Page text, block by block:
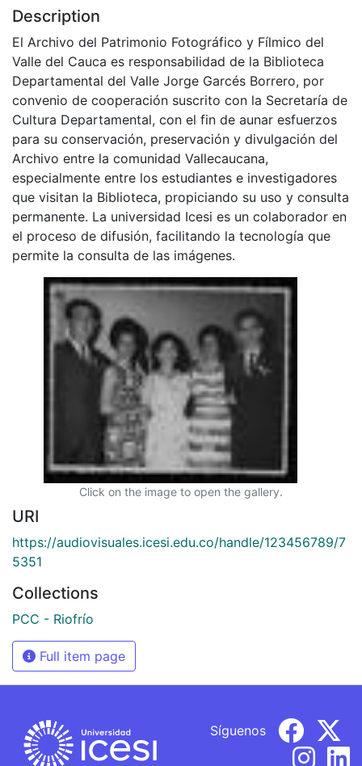
Description
El Archivo del Patrimonio Fotográfico y Fílmico del
Valle del Cauca es responsabilidad de la Biblioteca
Departamental del Valle Jorge Garcés Borrero, por
convenio de cooperación suscrito con la Secretaría de
Cultura Departamental, con el fin de aunar esfuerzos
para su conservación, preservación y divulgación del
Archivo entre la comunidad Vallecaucana,
especialmente entre los estudiantes e investigadores
que visitan la Biblioteca, propiciando su uso y consulta
permanente. La universidad Icesi es un colaborador en
el proceso de difusión, facilitando la tecnología que
permite la consulta de las imágenes.
Click on the image to open the gallery.
URI
https://audiovisuales.icesi.edu.co/handle/123456789/7
5351
Collections
PCC - Riofrío
Full item page
Síguenos